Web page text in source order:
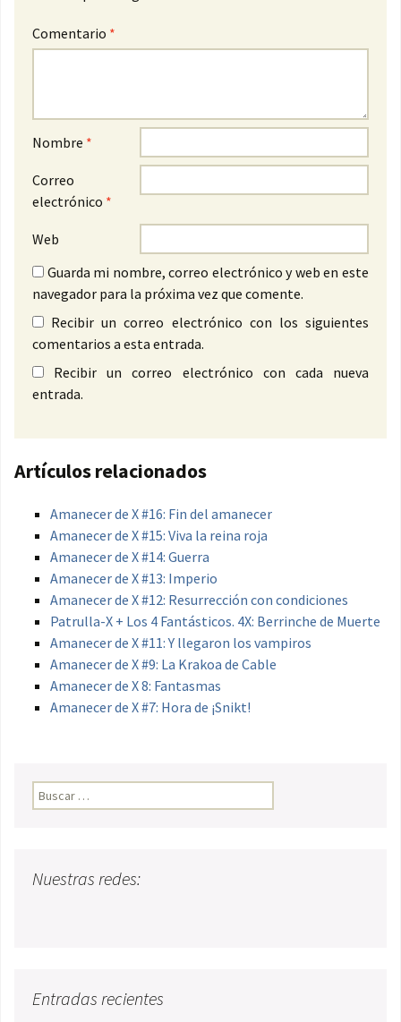
Comentario *
Nombre *
Correo
electrónico *
Web
Guarda mi nombre, correo electrónico y web en este
navegador para la próxima vez que comente.
Recibir un correo electrónico con los siguientes
comentarios a esta entrada.
Recibir un correo electrónico con cada nueva
entrada.
Artículos relacionados
Amanecer de X #16: Fin del amanecer
Amanecer de X #15: Viva la reina roja
Amanecer de X #14: Guerra
Amanecer de X #13: Imperio
Amanecer de X #12: Resurrección con condiciones
Patrulla-X + Los 4 Fantásticos. 4X: Berrinche de Muerte
Amanecer de X #11: Y llegaron los vampiros
Amanecer de X #9: La Krakoa de Cable
Amanecer de X 8: Fantasmas
Amanecer de X #7: Hora de ¡Snikt!
Buscar:
Nuestras redes:
Entradas recientes